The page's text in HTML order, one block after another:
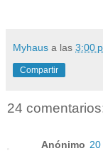
Myhaus a las 3:00
Compartir
24
Anónimo 20